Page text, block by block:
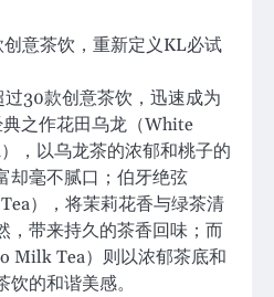
创意茶饮，重新定义KL必试
过30款创意茶饮，迅速成为
之作花田乌龙（White
，以乌龙茶的浓郁和桃子的
却毫不腻口；伯牙绝弦
），将茉莉花香与绿茶清
，带来持久的茶香回味；而
Milk Tea）则以浓郁茶底和
的和谐美感。